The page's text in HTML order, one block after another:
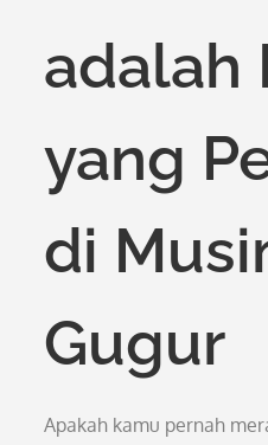
adalah
yang
di
Gugur
Apakah kamu pernah